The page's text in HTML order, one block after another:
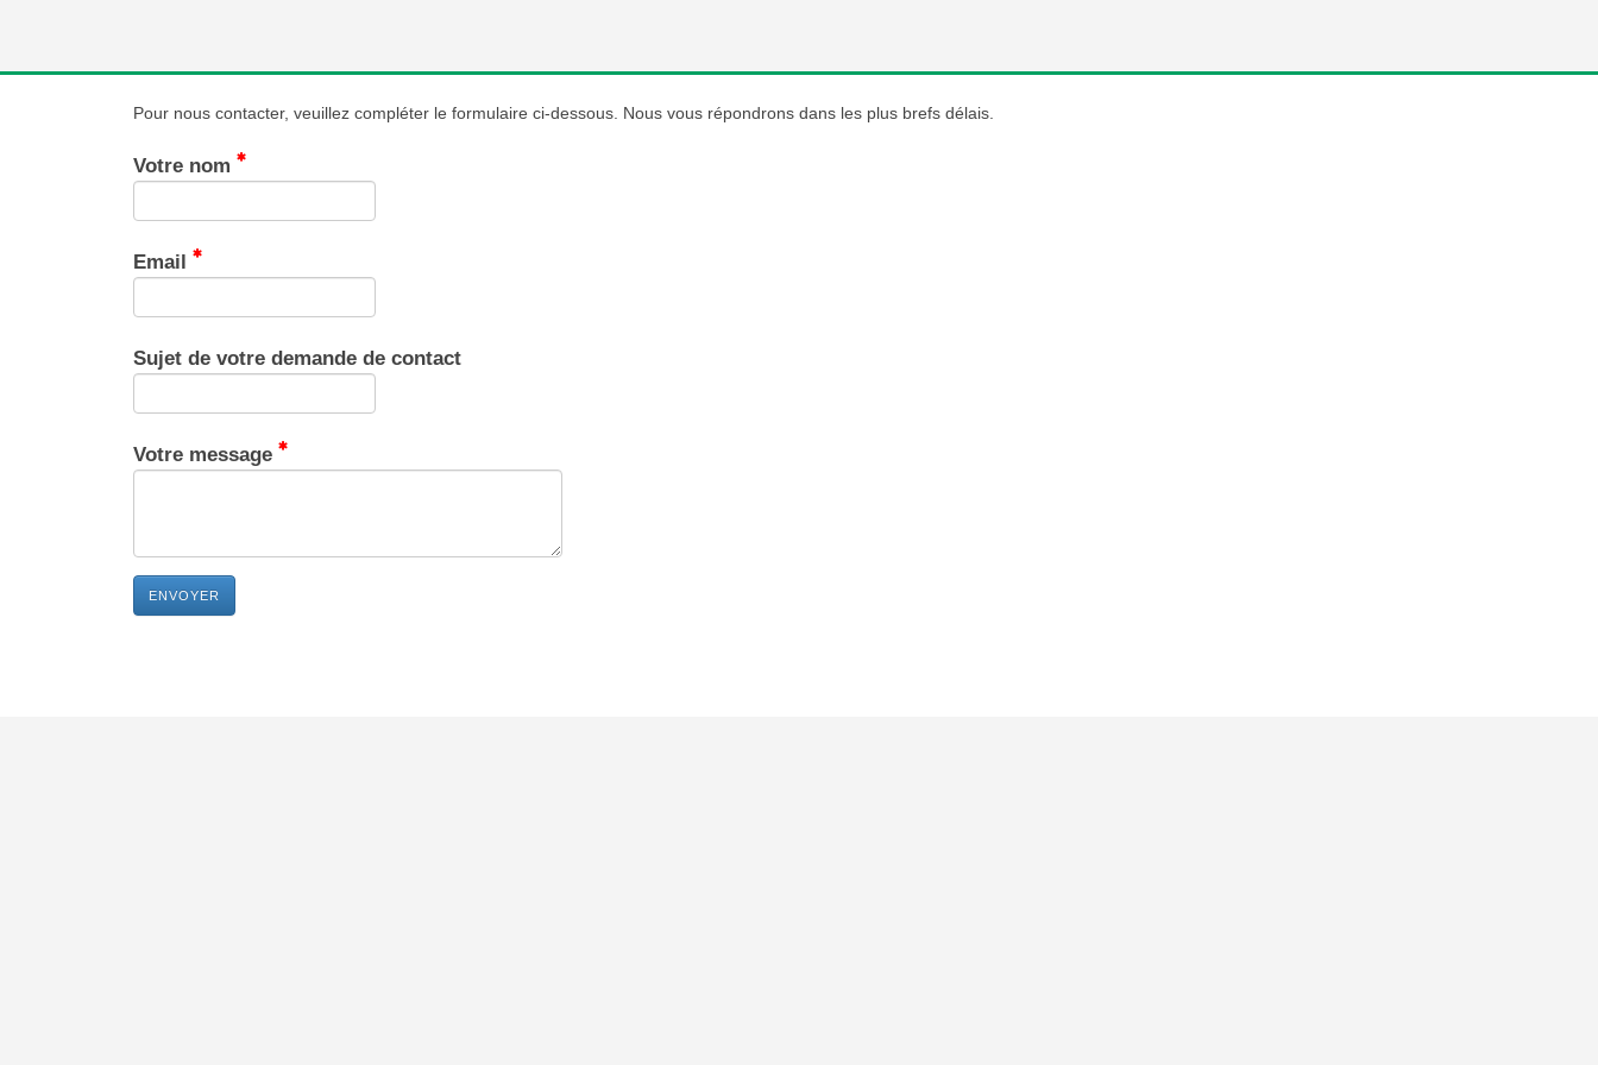
Pour nous contacter, veuillez compléter le formulaire ci-dessous. Nous vous répondrons dans les plus brefs délais.
Votre nom
Email
Sujet de votre demande de contact
Votre message